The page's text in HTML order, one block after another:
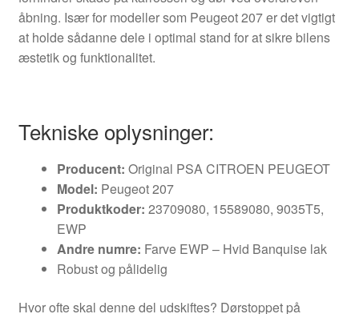
åbning. Især for modeller som Peugeot 207 er det vigtigt
at holde sådanne dele i optimal stand for at sikre bilens
æstetik og funktionalitet.
Tekniske oplysninger:
Producent: Original PSA CITROEN PEUGEOT
Model: Peugeot 207
Produktkoder: 23709080, 15589080, 9035T5,
EWP
Andre numre: Farve EWP – Hvid Banquise lak
Robust og pålidelig
Hvor ofte skal denne del udskiftes? Dørstoppet på